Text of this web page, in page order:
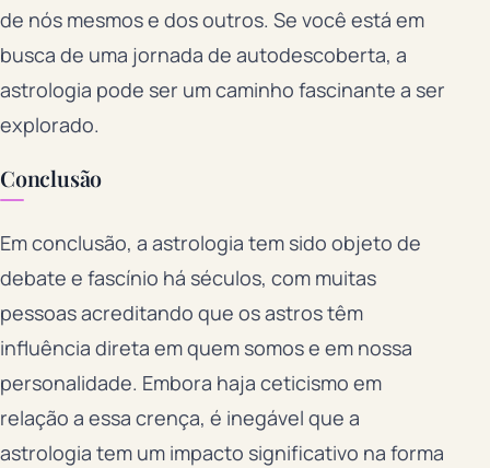
de nós mesmos e dos outros. Se você está em
busca de uma jornada de autodescoberta, a
astrologia pode ser um caminho fascinante a ser
explorado.
Conclusão
Em conclusão, a astrologia tem sido objeto de
debate e fascínio há séculos, com muitas
pessoas acreditando que os astros têm
influência direta em quem somos e em nossa
personalidade. Embora haja ceticismo em
relação a essa crença, é inegável que a
astrologia tem um impacto significativo na forma